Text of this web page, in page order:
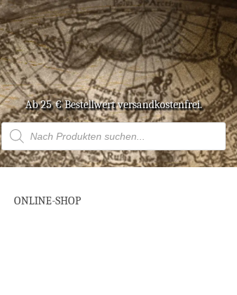
Ab 25 € Bestell­wert versandkostenfrei.
Products
search
ONLINE-SHOP